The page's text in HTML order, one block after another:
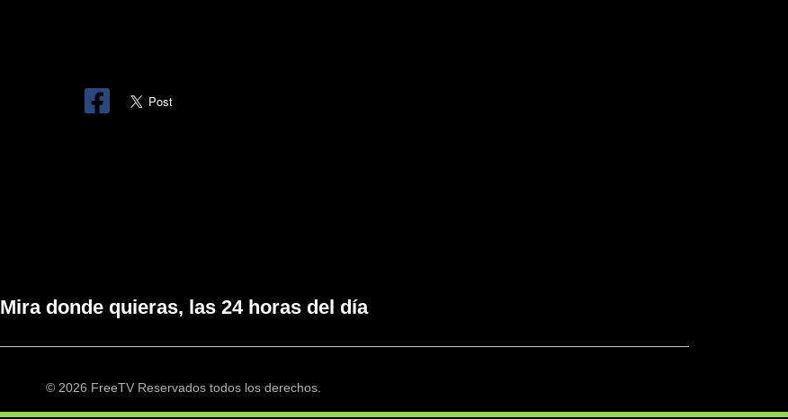
Mira donde quieras, las 24 horas del día
© 2026 FreeTV Reservados todos los derechos.